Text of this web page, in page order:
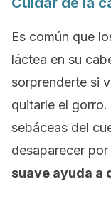
Es común que
láctea en su
sorprenderte si
quitarle el
sebáceas del
desaparecer por
suave ayuda a